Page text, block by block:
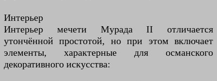
Интерьер
Интерьер мечети Мурада II отличается
утончённой простотой, но при этом включает
элементы, характерные для османского
декоративного искусства: